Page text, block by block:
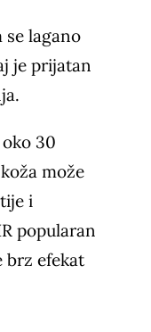
lagano
je prijatan
30
može
i
popularan
brz efekat